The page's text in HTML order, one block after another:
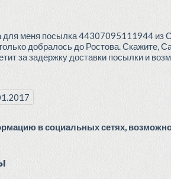
меня посылка 44307095111944 из
добралось до Ростова. Скажите,
за задержку доставки посылки и
в социальных сетях,